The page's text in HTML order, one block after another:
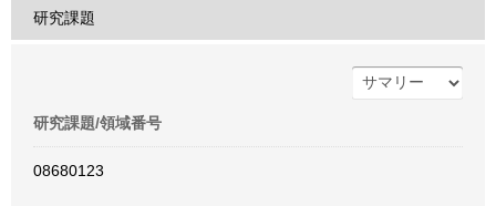
研究課題
研究課題/領域番号
08680123